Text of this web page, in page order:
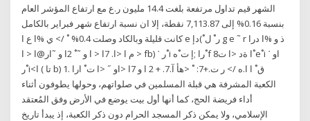
الشهر قيم تداول مرتفعة بلغت 14.4 مليون ر.ع مع ارتفاع المؤشر العام
بنسبة 0.16% إلى 7,113.87 نقطة، إلا ان نسبة ارتفاع شهر فبراير بالكامل
كانت قليلة وبالكاد وصلت 0.4% ˚ /> ي %ا ع ا e ر˚ ل˚)دإ g e ˜ r ذ و %ا درا
< م ا <ا. 7ا < ا و ˜˚ 2ا و ˜ار@ا < ا fb) ˙ ر˚i را ;إ ت˚ه˚f 8ا ةد <ا ت˚e˚i او ˙
ر˚i<ا ( تا b) ق˚ ا ا.ه /> ر ت.+7: ˚ <هأ آ.7. + 2 ا و 7ا <او ˝ <ا ت˚ ارا .1
الكعبة المشرفة هي قبلة المسلمين في صلواتهم، وحولها يطوفون أثناء
أداء فريضة الحج، كما أنها أول بيت يوضع في الأرض وفق المُعتقد
الإسلامي، ولا يمكن ذكر المسجد الحرام دون ذكر الكعبة، إذ يبدأ تاريخ